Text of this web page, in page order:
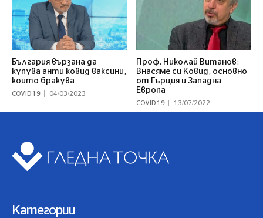
България вързана да
купува анти ковид ваксини,
които бракува
COVID 19 04/03/2023
Проф. Николай Витанов:
Внасяме си Ковид, основно
от Гърция и Западна
Европа
COVID 19 13/07/2022
Категории